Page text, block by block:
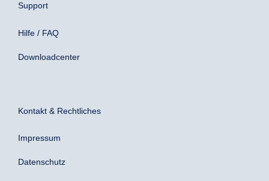
Support
Hilfe / FAQ
Downloadcenter
Kontakt & Rechtliches
Impressum
Datenschutz